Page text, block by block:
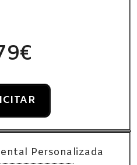
Personalizada